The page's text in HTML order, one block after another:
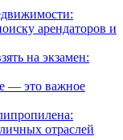
арендаторов и
на экзамен:
— это важное
отраслей